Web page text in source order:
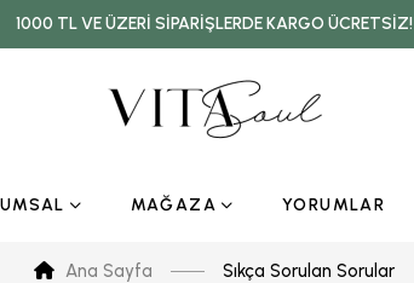
1000 TL VE ÜZERI SIPARIŞLERDE KARGO ÜCRETSIZ!
MAĞAZA YORUMLAR
Ana Sayfa Sıkça Sorulan Sorular